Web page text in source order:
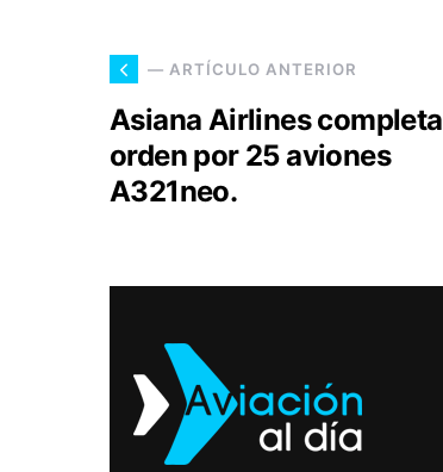
— ARTÍCULO ANTERIOR
Asiana Airlines completa
orden por 25 aviones
A321neo.